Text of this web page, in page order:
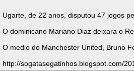
Ugarte, de 22 anos, disputou 47 jogos
O dominicano Mariano Diaz deixara o
O medio do Manchester United, Bruno
http://sogatasegatinhos.blogspot.com/